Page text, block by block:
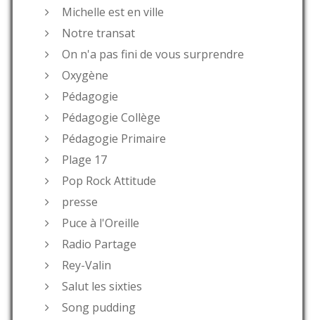
Michelle est en ville
Notre transat
On n'a pas fini de vous surprendre
Oxygène
Pédagogie
Pédagogie Collège
Pédagogie Primaire
Plage 17
Pop Rock Attitude
presse
Puce à l'Oreille
Radio Partage
Rey-Valin
Salut les sixties
Song pudding